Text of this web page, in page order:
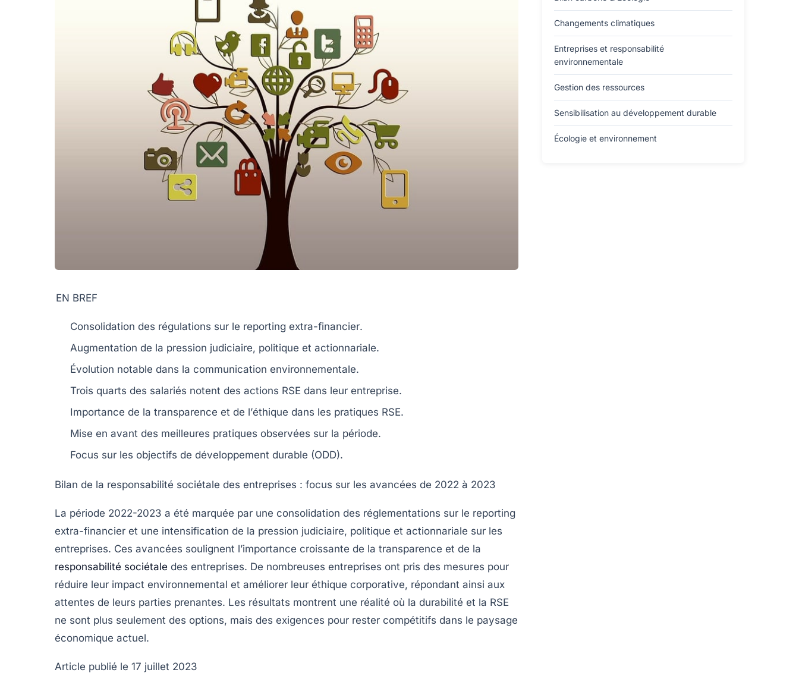
EN BREF
Consolidation des régulations sur le reporting extra-financier.
Augmentation de la pression judiciaire, politique et actionnariale.
Évolution notable dans la communication environnementale.
Trois quarts des salariés notent des actions RSE dans leur entreprise.
Importance de la transparence et de l’éthique dans les pratiques RSE.
Mise en avant des meilleures pratiques observées sur la période.
Focus sur les objectifs de développement durable (ODD).
Bilan de la responsabilité sociétale des entreprises : focus sur les avancées de 2022 à 2023
La période 2022-2023 a été marquée par une consolidation des réglementations sur le reporting
extra-financier et une intensification de la pression judiciaire, politique et actionnariale sur les
entreprises. Ces avancées soulignent l’importance croissante de la transparence et de la
responsabilité sociétale des entreprises. De nombreuses entreprises ont pris des mesures pour
réduire leur impact environnemental et améliorer leur éthique corporative, répondant ainsi aux
attentes de leurs parties prenantes. Les résultats montrent une réalité où la durabilité et la RSE
ne sont plus seulement des options, mais des exigences pour rester compétitifs dans le paysage
économique actuel.
Article publié le 17 juillet 2023
Changements climatiques
Entreprises et responsabilité
environnementale
Gestion des ressources
Sensibilisation au développement durable
Écologie et environnement